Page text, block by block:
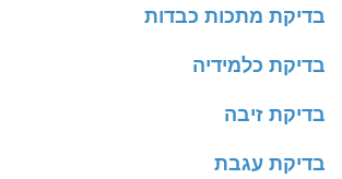
בדיקת מתכות כבדות
בדיקת כלמידיה
בדיקת זיבה
בדיקת עגבת